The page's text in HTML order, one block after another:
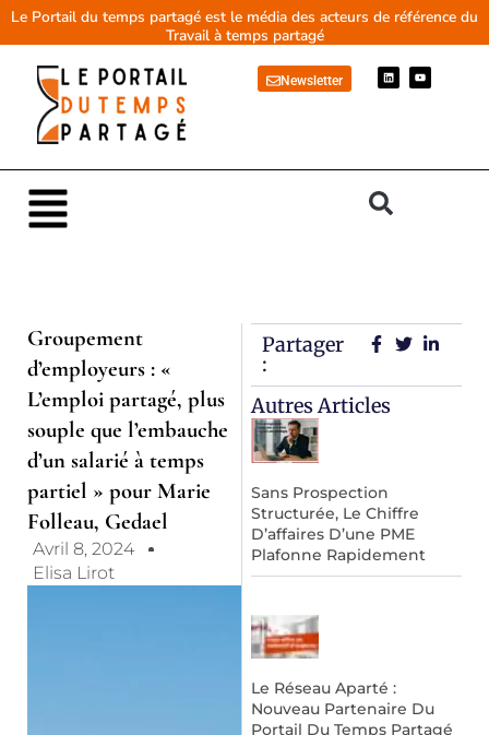
AllerLe Portail du temps partagé est le média des acteurs de référence du
Travail à temps partagé
Newsletter
L
i
n
Y
o
u
Main
Menu
Groupement
d’employeurs : «
L’emploi partagé, plus
souple que l’embauche
d’un salarié à temps
partiel » pour Marie
Folleau, Gedael
Avril 8, 2024
Elisa Lirot
Partager
:
Autres Articles
Sans Prospection
Structurée, Le Chiffre
D’affaires D’une PME
Plafonne Rapidement
Le Réseau Aparté :
Nouveau Partenaire Du
Portail Du Temps Partagé